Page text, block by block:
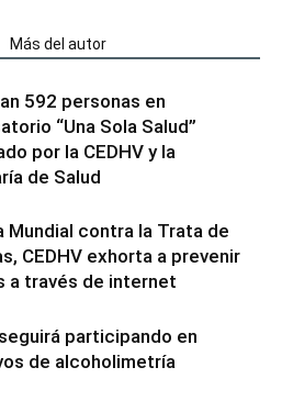
Más del autor
592 personas en
“Una Sola Salud”
por la CEDHV y la
de Salud
Mundial contra la Trata de
CEDHV exhorta a prevenir
a través de internet
participando en
de alcoholimetría